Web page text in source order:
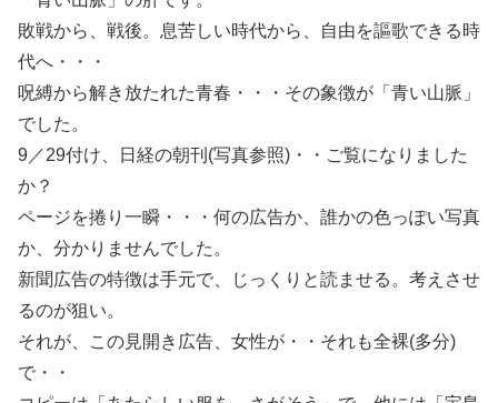
敗戦から、戦後。息苦しい時代から、自由を謳歌できる時
代へ・・・
呪縛から解き放たれた青春・・・その象徴が「青い山脈」
でした。
9／29付け、日経の朝刊(写真参照)・・ご覧になりました
か？
ページを捲り一瞬・・・何の広告か、誰かの色っぽい写真
か、分かりませんでした。
新聞広告の特徴は手元で、じっくりと読ませる。考えさせ
るのが狙い。
それが、この見開き広告、女性が・・それも全裸(多分)
で・・